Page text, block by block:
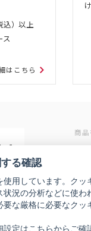
込）以上
ス
はこちら
け
く）
商
条件
る確認
使用しています。クッ
状況の分析などに使
要な厳格に必要なク
定はこちらからご確